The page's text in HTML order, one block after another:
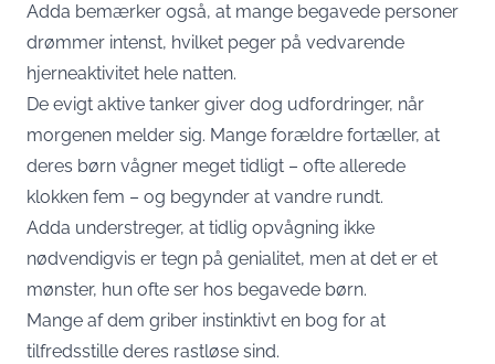
Adda bemærker også, at mange begavede personer
drømmer intenst, hvilket peger på vedvarende
hjerneaktivitet hele natten.
De evigt aktive tanker giver dog udfordringer, når
morgenen melder sig. Mange forældre fortæller, at
deres børn vågner meget tidligt – ofte allerede
klokken fem – og begynder at vandre rundt.
Adda understreger, at tidlig opvågning ikke
nødvendigvis er tegn på genialitet, men at det er et
mønster, hun ofte ser hos begavede børn.
Mange af dem griber instinktivt en bog for at
tilfredsstille deres rastløse sind.